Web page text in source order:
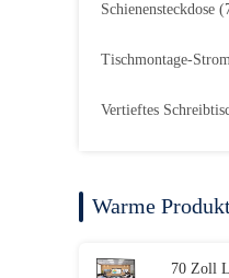
Schienensteckdose
Tischmontage-
Vertieftes
Warme
70 Zoll